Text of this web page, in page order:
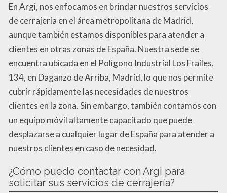
En Argi, nos enfocamos en brindar nuestros servicios
de cerrajería en el área metropolitana de Madrid,
aunque también estamos disponibles para atender a
clientes en otras zonas de España. Nuestra sede se
encuentra ubicada en el Polígono Industrial Los Frailes,
134, en Daganzo de Arriba, Madrid, lo que nos permite
cubrir rápidamente las necesidades de nuestros
clientes en la zona. Sin embargo, también contamos con
un equipo móvil altamente capacitado que puede
desplazarse a cualquier lugar de España para atender a
nuestros clientes en caso de necesidad.
¿Cómo puedo contactar con Argi para
solicitar sus servicios de cerrajería?